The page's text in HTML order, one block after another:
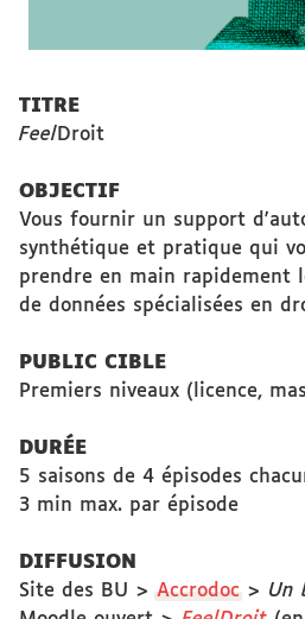
TITRE
FeelDroit
OBJECTIF
Vous fournir un support
synthétique et pratique qui
prendre en main rapidement
de données spécialisées en
PUBLIC CIBLE
Premiers niveaux (licence,
DURÉE
5 saisons de 4 épisodes
3 min max. par épisode
DIFFUSION
Site des BU > Accrodoc > Un